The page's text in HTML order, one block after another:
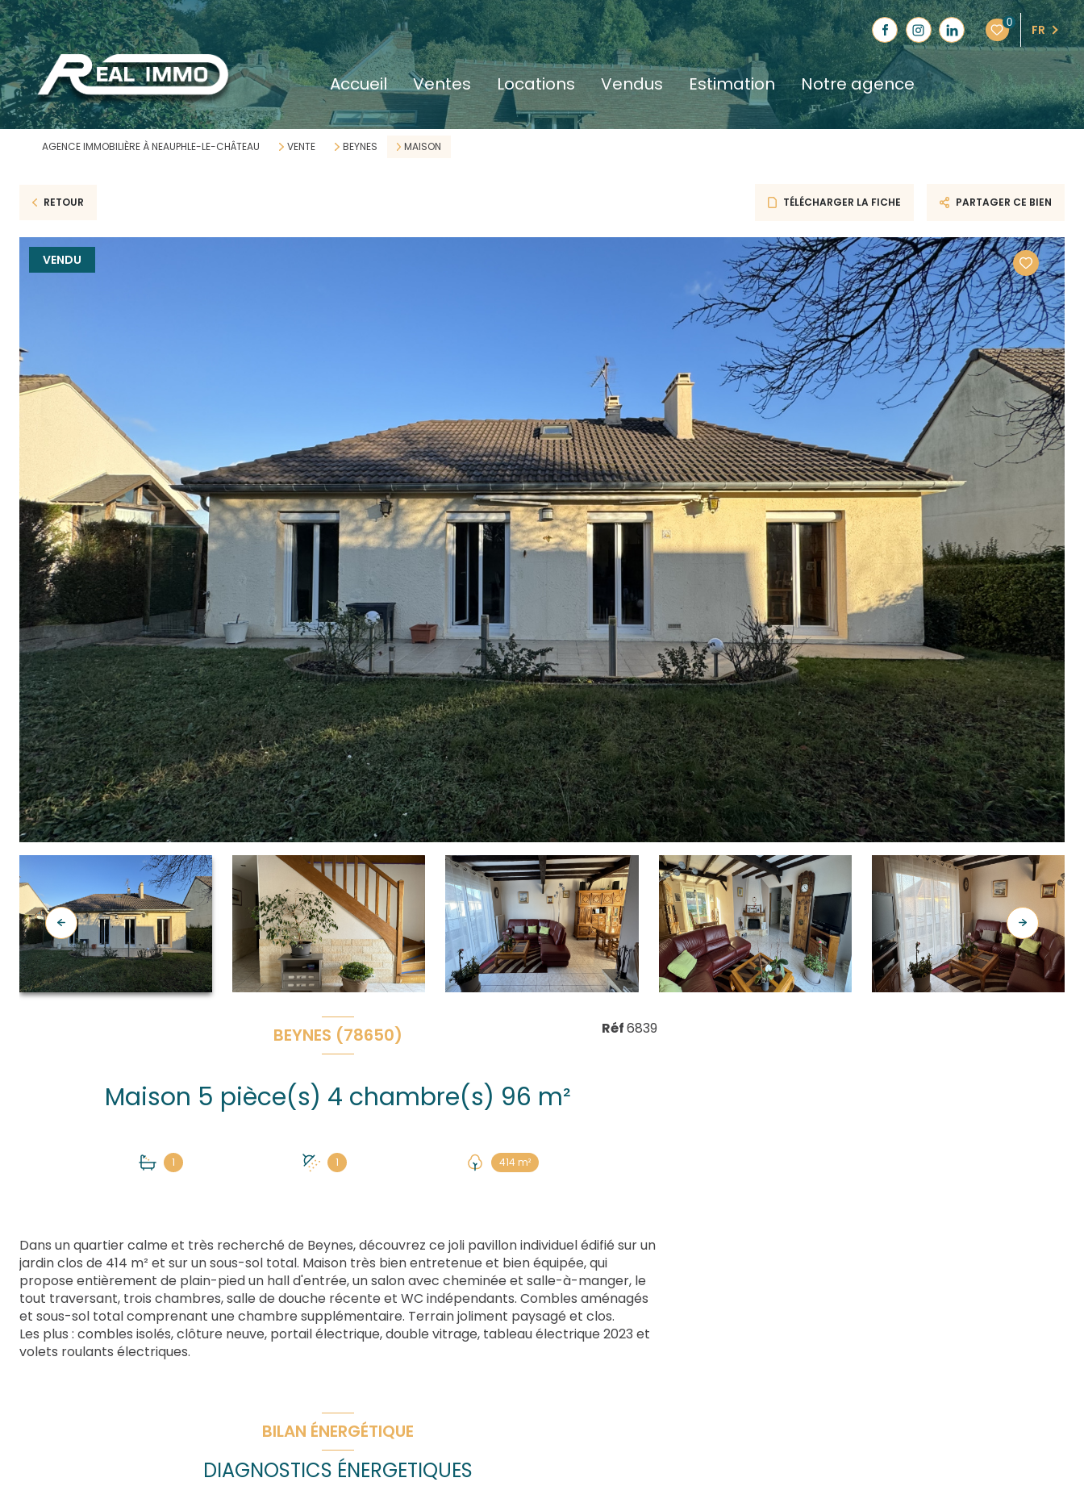
0 FR
accueil ventes locations vendus estimation notre agence
AGENCE IMMOBILIÈRE À NEAUPHLE-LE-CHÂTEAU VENTE BEYNES MAISON
RETOUR TÉLÉCHARGER LA FICHE PARTAGER CE BIEN
VENDU
BEYNES (78650)
Maison 5 pièce(s) 4 chambre(s) 96 m²
1 1 414 m²
Réf6839
Dans un quartier calme et très recherché de Beynes, découvrez ce joli pavillon individuel édifié sur un
jardin clos de 414 m² et sur un sous-sol total. Maison très bien entretenue et bien équipée, qui
propose entièrement de plain-pied un hall d'entrée, un salon avec cheminée et salle-à-manger, le
tout traversant, trois chambres, salle de douche récente et WC indépendants. Combles aménagés
et sous-sol total comprenant une chambre supplémentaire. Terrain joliment paysagé et clos.
Les plus : combles isolés, clôture neuve, portail électrique, double vitrage, tableau électrique 2023 et
volets roulants électriques.
BILAN ÉNERGÉTIQUE
DIAGNOSTICS ÉNERGETIQUES